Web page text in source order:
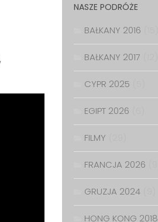
NASZE PODRÓŻE
BAŁKANY 2016
BAŁKANY 2017
CYPR 2025
EGIPT 2026
FILMY
FRANCJA 2026
GRUZJA 2024
HONG KONG 2018